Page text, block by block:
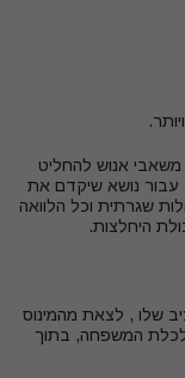
אנוש להחליט
נושא שיקדם את
שגרתית וכל הלוואה
היחלצות.
שלו , לצאת מהמינוס
המשפחה, בתוך